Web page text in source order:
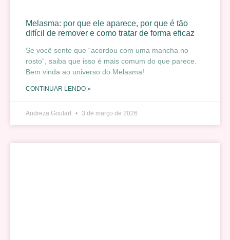
Melasma: por que ele aparece, por que é tão
difícil de remover e como tratar de forma eficaz
Se você sente que “acordou com uma mancha no
rosto”, saiba que isso é mais comum do que parece.
Bem vinda ao universo do Melasma!
CONTINUAR LENDO »
Andreza Goulart 3 de março de 2026